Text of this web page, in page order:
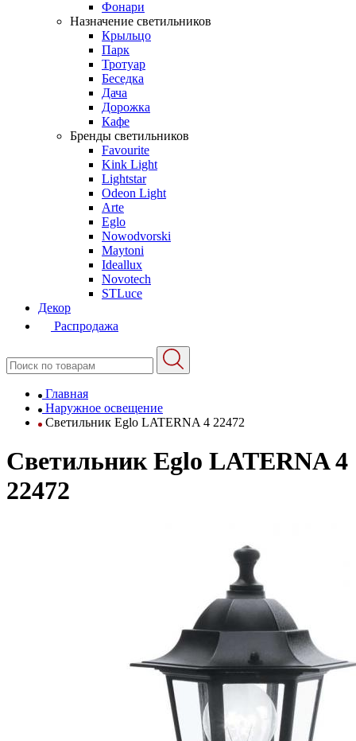
Фонари
Назначение светильников
Крыльцо
Парк
Тротуар
Беседка
Дача
Дорожка
Кафе
Бренды светильников
Favourite
Kink Light
Lightstar
Odeon Light
Arte
Eglo
Nowodvorski
Maytoni
Ideallux
Novotech
STLuce
Декор
Распродажа
Главная
Наружное освещение
Светильник Eglo LATERNA 4 22472
Светильник Eglo LATERNA 4
22472